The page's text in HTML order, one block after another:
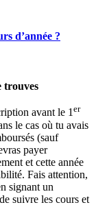
d’année ?
trouves
avant le 1er
le cas où tu avais
(sauf
payer
et cette année
Fais attention,
signant un
suivre les cours et